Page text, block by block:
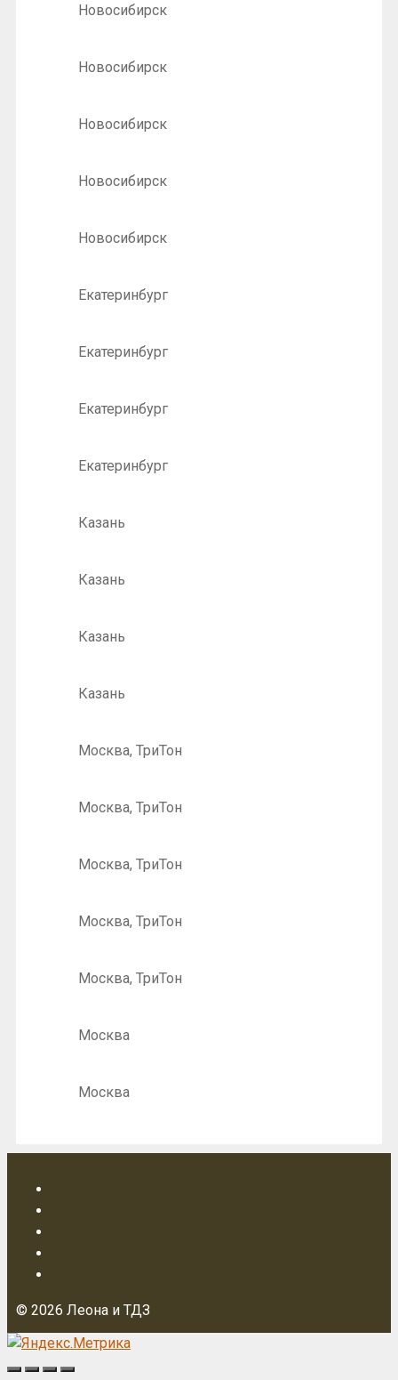
Новосибирск
Новосибирск
Новосибирск
Новосибирск
Новосибирск
Екатеринбург
Екатеринбург
Екатеринбург
Екатеринбург
Казань
Казань
Казань
Казань
Москва, ТриТон
Москва, ТриТон
Москва, ТриТон
Москва, ТриТон
Москва, ТриТон
Москва
Москва
© 2026 Леона и ТДЗ